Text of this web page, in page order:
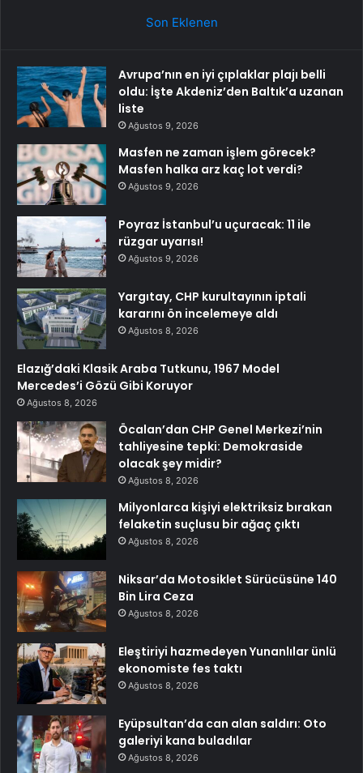
Son Eklenen
Avrupa’nın en iyi çıplaklar plajı belli
oldu: İşte Akdeniz’den Baltık’a uzanan
liste
Ağustos 9, 2026
Masfen ne zaman işlem görecek?
Masfen halka arz kaç lot verdi?
Ağustos 9, 2026
Poyraz İstanbul’u uçuracak: 11 ile
rüzgar uyarısı!
Ağustos 9, 2026
Yargıtay, CHP kurultayının iptali
kararını ön incelemeye aldı
Ağustos 8, 2026
Elazığ’daki Klasik Araba Tutkunu, 1967 Model
Mercedes’i Gözü Gibi Koruyor
Ağustos 8, 2026
Öcalan’dan CHP Genel Merkezi’nin
tahliyesine tepki: Demokraside
olacak şey midir?
Ağustos 8, 2026
Milyonlarca kişiyi elektriksiz bırakan
felaketin suçlusu bir ağaç çıktı
Ağustos 8, 2026
Niksar’da Motosiklet Sürücüsüne 140
Bin Lira Ceza
Ağustos 8, 2026
Eleştiriyi hazmedeyen Yunanlılar ünlü
ekonomiste fes taktı
Ağustos 8, 2026
Eyüpsultan’da can alan saldırı: Oto
galeriyi kana buladılar
Ağustos 8, 2026